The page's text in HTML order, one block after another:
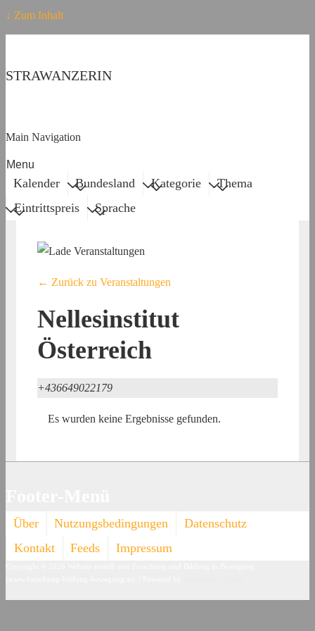
↓ Zum Inhalt
STRAWANZERIN
Main Navigation
Menu
Kalender Bundesland Kategorie
Thema
Eintrittspreis
Sprache
← Zurück zu Veranstaltungen
Nellesinstitut
Österreich
+436649022179
Es wurden keine Ergebnisse gefunden.
Über Nutzungsbedingungen
Datenschutz
Kontakt
Feeds Impressum